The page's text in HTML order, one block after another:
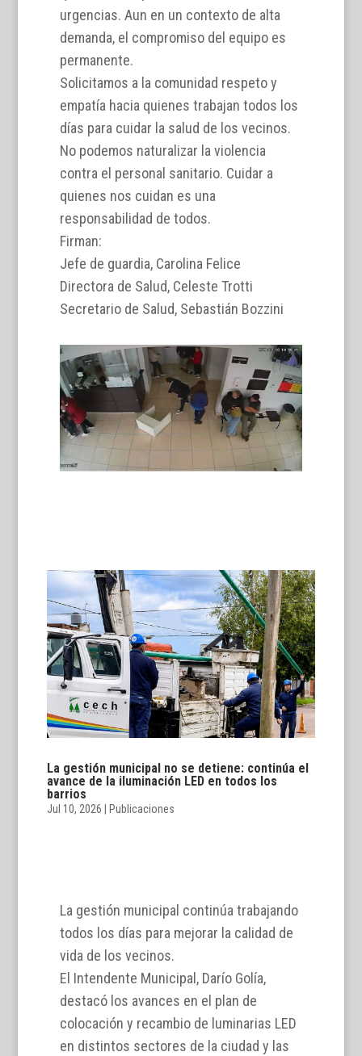
urgencias. Aun en un contexto de alta
demanda, el compromiso del equipo es
permanente.
Solicitamos a la comunidad respeto y
empatía hacia quienes trabajan todos los
días para cuidar la salud de los vecinos.
No podemos naturalizar la violencia
contra el personal sanitario. Cuidar a
quienes nos cuidan es una
responsabilidad de todos.
Firman:
Jefe de guardia, Carolina Felice
Directora de Salud, Celeste Trotti
Secretario de Salud, Sebastián Bozzini
La gestión municipal no se detiene: continúa el
avance de la iluminación LED en todos los
barrios
Jul 10, 2026 Publicaciones
La gestión municipal continúa trabajando
todos los días para mejorar la calidad de
vida de los vecinos.
El Intendente Municipal, Darío Golía,
destacó los avances en el plan de
colocación y recambio de luminarias LED
en distintos sectores de la ciudad y las